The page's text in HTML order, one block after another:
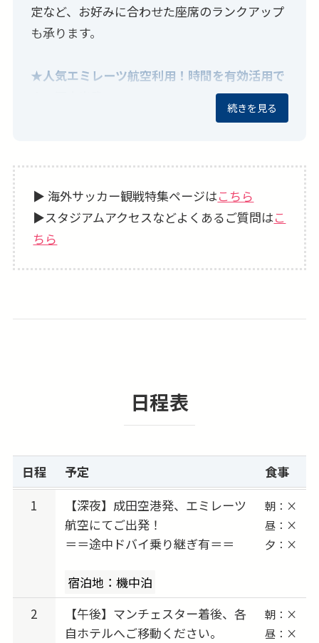
定など、お好みに合わせた座席のランクアップ
も承ります。
★人気エミレーツ航空利用！時間を有効活用で
深夜出発なのでお仕事帰りでもそのままイギリ
現地到着、出発が日中なので、到着したその日
トです。
★欲張りな旅も叶う！ツアーアレンジ可！
せっかくヨーロッパに行くのにサッカー観戦だ
ールFC）」スケジュール（予定）】
2026/08/06 (木) 出発 → 2026/08/09 (日) vs AS
2026/08/13 (木) 出発 → 2026/08/16 (日) vs コモ
1907（イタリア） ★親善試合
2026/08/27 (木) 出発 → 2026/08/29 (土) vs ノッ
ティンガム・フォレスト
2026/09/10 (木) 出発 → 2026/09/12 (土) vs フラ
2026/10/08 (木) 出発 → 2026/10/10 (土) vs マン
チェスター・シティ
2026/10/22 (木) 出発 → 2026/10/24 (土) vs ブラ
続きを見る
▶ 海外サッカー観戦特集ページはこちら
▶スタジアムアクセスなどよくあるご質問はこ
ちら
日程表
日程 予定
食事
1
【深夜】成田空港発、エミレーツ
航空にてご出発！
＝＝途中ドバイ乗り継ぎ有＝＝
宿泊地：機中泊
朝：×
昼：×
夕：×
2
【午後】マンチェスター着後、各
自ホテルへご移動ください。
朝：×
昼：×